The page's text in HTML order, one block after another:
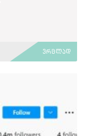
ვრცლად